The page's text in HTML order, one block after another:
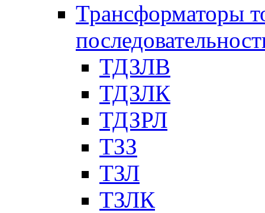
Трансформаторы
ТДЗЛВ
ТДЗЛК
ТДЗРЛ
ТЗЗ
ТЗЛ
ТЗЛК